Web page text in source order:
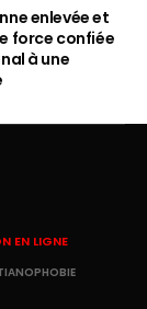
enlevée et
force confiée
à une
EN LIGNE